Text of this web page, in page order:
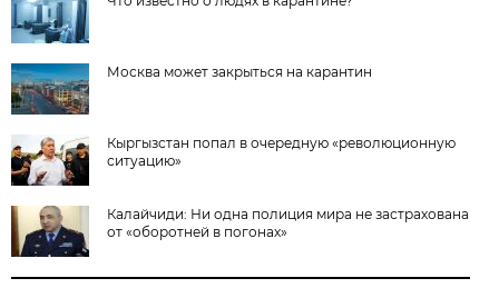
Москва может закрыться на карантин
Кыргызстан попал в очередную «революционную
ситуацию»
Калайчиди: Ни одна полиция мира не застрахована
от «оборотней в погонах»